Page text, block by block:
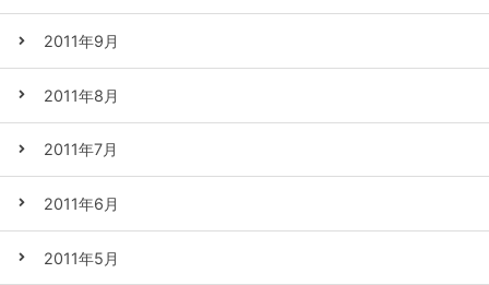
2011年9月
2011年8月
2011年7月
2011年6月
2011年5月